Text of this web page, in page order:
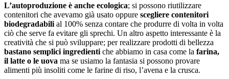
L’autoproduzione è anche ecologica; si possono riutilizzare
contenitori che avevamo già usato oppure scegliere contenitori
biodegradabili al 100% senza contare che produrre di volta in volta
ciò che serve fa evitare gli sprechi. Un altro aspetto interessante è la
creatività che si può sviluppare; per realizzare prodotti di bellezza
bastano semplici ingredienti che abbiamo in casa come la farina,
il latte o le uova ma se usiamo la fantasia si possono provare
alimenti più insoliti come le farine di riso, l’avena e la crusca.